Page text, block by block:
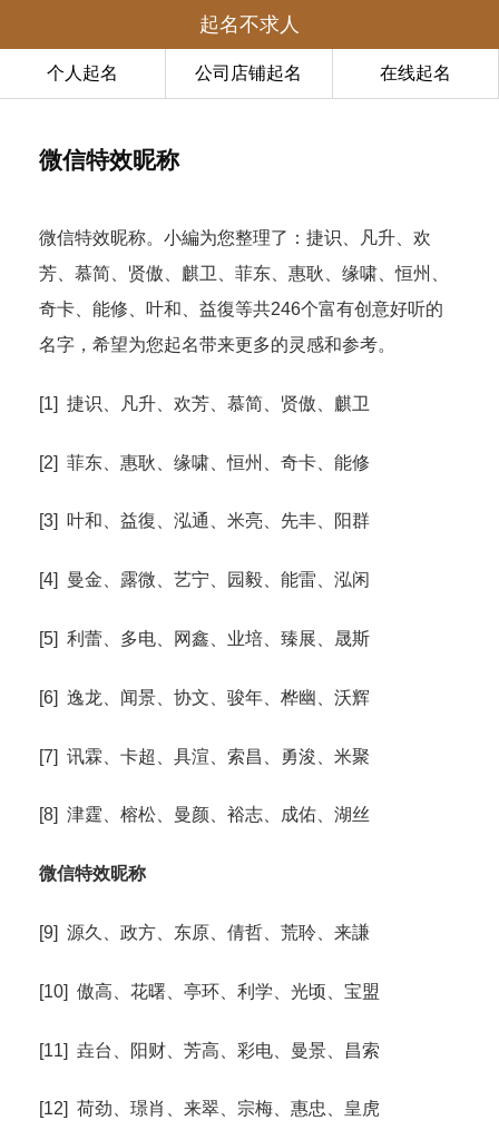
起名不求人
个人起名 公司店铺起名 在线起名
微信特效昵称
微信特效昵称。小編为您整理了：捷识、凡升、欢
芳、慕简、贤傲、麒卫、菲东、惠耿、缘啸、恒州、
奇卡、能修、叶和、益復等共246个富有创意好听的
名字，希望为您起名带来更多的灵感和参考。
[1] 捷识、凡升、欢芳、慕简、贤傲、麒卫
[2] 菲东、惠耿、缘啸、恒州、奇卡、能修
[3] 叶和、益復、泓通、米亮、先丰、阳群
[4] 曼金、露微、艺宁、园毅、能雷、泓闲
[5] 利蕾、多电、网鑫、业培、臻展、晟斯
[6] 逸龙、闻景、协文、骏年、桦幽、沃辉
[7] 讯霖、卡超、具渲、索昌、勇浚、米聚
[8] 津霆、榕松、曼颜、裕志、成佑、湖丝
微信特效昵称
[9] 源久、政方、东原、倩哲、荒聆、来謙
[10] 傲高、花曙、亭环、利学、光顷、宝盟
[11] 垚台、阳财、芳高、彩电、曼景、昌索
[12] 荷劲、璟肖、来翠、宗梅、惠忠、皇虎